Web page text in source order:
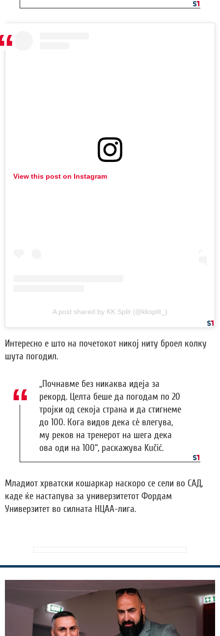
View this post on Instagram
A post shared by KK Split (@kksplit_)
Интересно е што на почетокот никој ниту броел колку
шута погодил.
„Почнавме без никаква идеја за
рекорд. Целта беше да погодам по 20
тројки од секоја страна и да стигнеме
до 100. Кога видов дека сè влегува,
му реков на тренерот на шега дека
ова оди на 100“, раскажува Kučić.
Младиот хрватски кошаркар наскоро се сели во САД,
каде ќе настапува за универзитетот Фордам
Универзитет во силната НЦАА-лига.